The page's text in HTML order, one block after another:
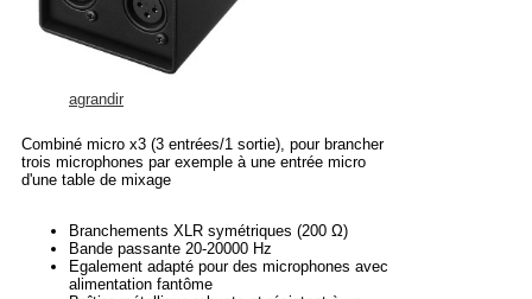
agrandir
Combiné micro x3 (3 entrées/1 sortie), pour brancher
trois microphones par exemple à une entrée micro
d'une table de mixage
Branchements XLR symétriques (200 Ω)
Bande passante 20-20000 Hz
Egalement adapté pour des microphones avec
alimentation fantôme